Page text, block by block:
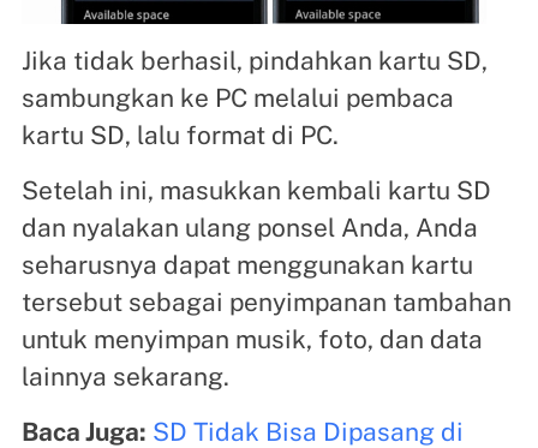
Jika tidak berhasil, pindahkan kartu SD,
sambungkan ke PC melalui pembaca
kartu SD, lalu format di PC.
Setelah ini, masukkan kembali kartu SD
dan nyalakan ulang ponsel Anda, Anda
seharusnya dapat menggunakan kartu
tersebut sebagai penyimpanan tambahan
untuk menyimpan musik, foto, dan data
lainnya sekarang.
Baca Juga: SD Tidak Bisa Dipasang di